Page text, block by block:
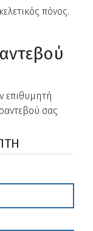
πόνος.
επιθυμητή
σας